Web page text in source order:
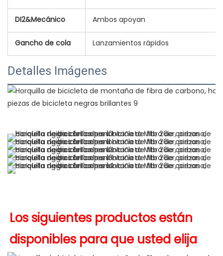
DI2&Mecánico Ambos apoyan
Gancho de cola Lanzamientos rápidos
Detalles Imágenes
Los siguientes productos están